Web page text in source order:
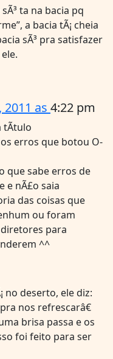
ta na bacia pq
a bacia tÃ¡ cheia
sÃ³ pra satisfazer
2011 as 4:22 pm
tÃ­tulo
erros que botou O-
que sabe erros de
e nÃ£o saia
das coisas que
ou foram
para
^^
no deserto, ele diz:
nos refrescarâ€
brisa passa e os
foi feito para ser